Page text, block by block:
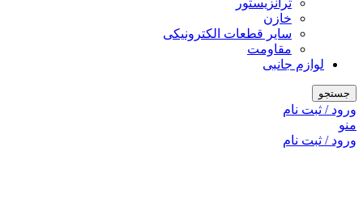
ترانزیستور
خازن
سایر قطعات الکترونیکی
مقاومت
لوازم جانبی
جستجو
ورود / ثبت نام
منو
ورود / ثبت نام